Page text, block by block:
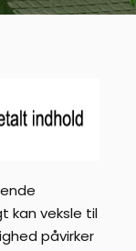
kan veksle til
påvirker